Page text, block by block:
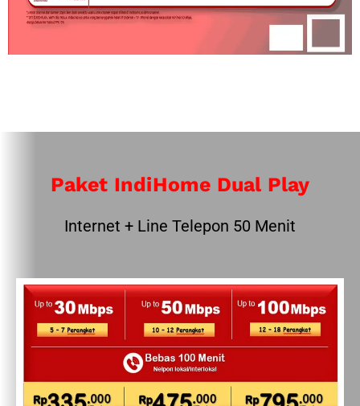
Paket IndiHome Dual Play
Internet + Line Telepon 50 Menit